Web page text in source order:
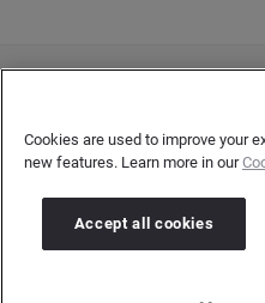
Umsatzsteuer-
Cookies are used to improve your
new features. Learn more in our
Accept all cookies